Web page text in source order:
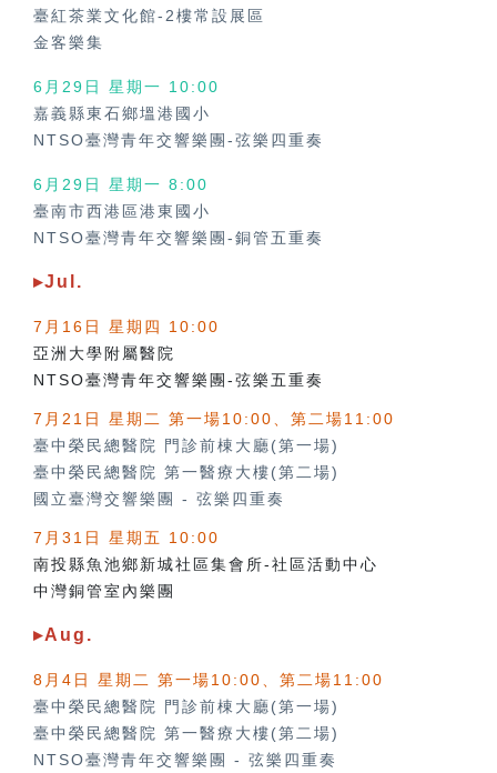
臺紅茶業文化館-2樓常設展區
金客樂集
6月29日 星期一 10:00
嘉義縣東石鄉塭港國小
NTSO臺灣青年交響樂團-弦樂四重奏
6月29日 星期一 8:00
臺南市西港區港東國小
NTSO臺灣青年交響樂團-銅管五重奏
▸Jul.
7月16日 星期四 10:00
亞洲大學附屬醫院
NTSO臺灣青年交響樂團-弦樂五重奏
7月21日 星期二 第一場10:00、第二場11:00
臺中榮民總醫院 門診前棟大廳(第一場)
臺中榮民總醫院 第一醫療大樓(第二場)
國立臺灣交響樂團 - 弦樂四重奏
7月31日 星期五 10:00
南投縣魚池鄉新城社區集會所-社區活動中心
中灣銅管室內樂團
▸Aug.
8月4日 星期二 第一場10:00、第二場11:00
臺中榮民總醫院 門診前棟大廳(第一場)
臺中榮民總醫院 第一醫療大樓(第二場)
NTSO臺灣青年交響樂團 - 弦樂四重奏